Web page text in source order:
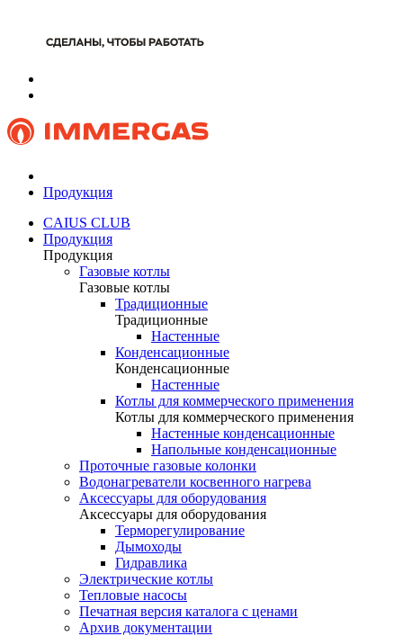
Продукция
CAIUS CLUB
Продукция
Продукция
Газовые котлы
Газовые котлы
Традиционные
Традиционные
Настенные
Конденсационные
Конденсационные
Настенные
Котлы для коммерческого применения
Котлы для коммерческого применения
Настенные конденсационные
Напольные конденсационные
Проточные газовые колонки
Водонагреватели косвенного нагрева
Аксессуары для оборудования
Аксессуары для оборудования
Терморегулирование
Дымоходы
Гидравлика
Электрические котлы
Тепловые насосы
Печатная версия каталога с ценами
Архив документации